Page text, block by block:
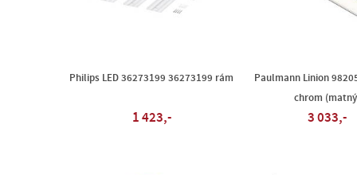
Philips LED 36273199 36273199 rám
1 423,-
Paulmann Linion
chrom
3 033,-